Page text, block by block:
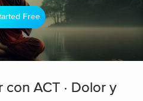
Free
ACT · Dolor y